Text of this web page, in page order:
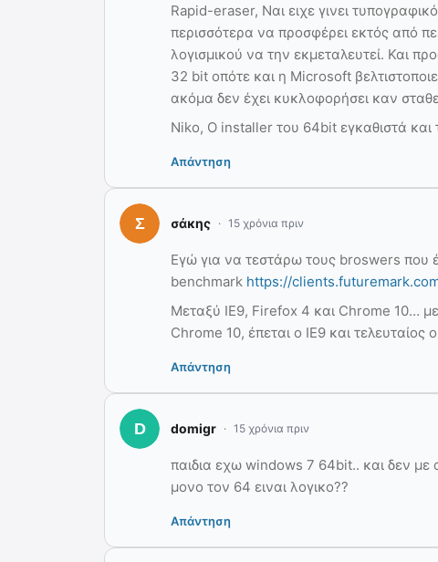
Rapid-eraser, Ναι ειχε γινει
περισσότερα να προσφέρει εκτός από
λογισμικού να την εκμεταλευτεί. Και
32 bit οπότε και η Microsoft
ακόμα δεν έχει κυκλοφορήσει καν
Niko, O installer του 64bit εγκαθιστά
Απάντηση
σάκης 15 χρόνια πριν
Εγώ για να τεστάρω τους broswers που
benchmark https://
Μεταξύ IE9, Firefox 4 και Chrome 10…
Chrome 10, έπεται ο IE9 και τελευταίος
Απάντηση
domigr 15 χρόνια πριν
παιδια εχω windows 7 64bit.. και δεν
μονο τον 64 ειναι λογικο??
Απάντηση